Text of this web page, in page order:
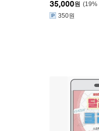
19%
35,000원
350원